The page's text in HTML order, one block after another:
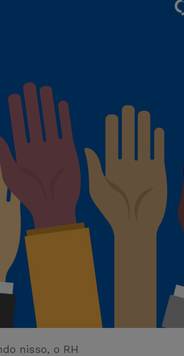
nisso, o RH